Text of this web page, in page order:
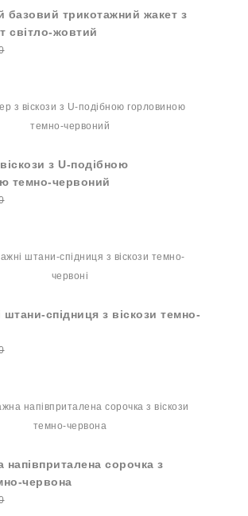
базовий трикотажний жакет з
світло-жовтий
з U-подібною
темно-червоний
штани-спідниця з віскози темно-
напівприталена сорочка з
червона